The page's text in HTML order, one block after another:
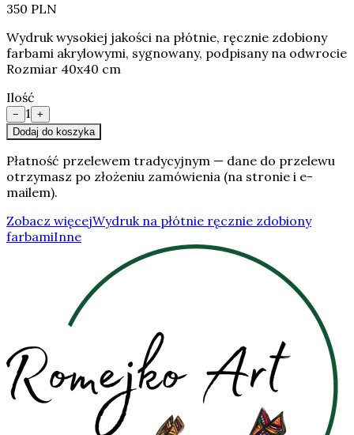
350 PLN
Wydruk wysokiej jakości na płótnie, ręcznie zdobiony
farbami akrylowymi, sygnowany, podpisany na odwrocie
Rozmiar 40x40 cm
Ilość
− 1 +
Dodaj do koszyka
Płatność przelewem tradycyjnym — dane do przelewu
otrzymasz po złożeniu zamówienia (na stronie i e-
mailem).
Zobacz więcejWydruk na płótnie ręcznie zdobiony
farbamiInne